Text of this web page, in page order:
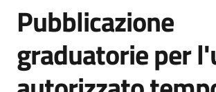
Pubblicazione
graduatorie per